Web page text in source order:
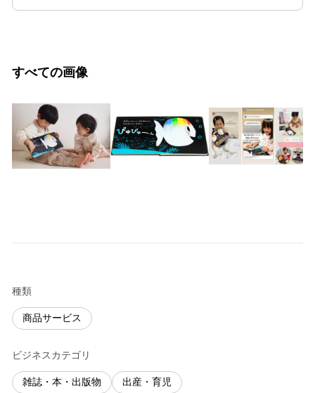
すべての画像
種類
商品サービス
ビジネスカテゴリ
雑誌・本・出版物 出産・育児